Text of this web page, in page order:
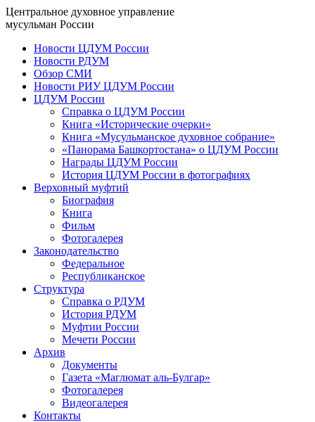
Центральное духовное управление
мусульман России
Новости ЦДУМ России
Новости РДУМ
Обзор СМИ
Новости РИУ ЦДУМ России
ЦДУМ России
Справка о ЦДУМ России
Книга «Исторические очерки»
Книга «Мусульманское духовное собрание»
«Панорама Башкортостана» о ЦДУМ России
Награды ЦДУМ России
История ЦДУМ России в фотографиях
Верховный муфтий
Биография
Книга
Фильм
Фотогалерея
Законодательство
Федеральное
Республиканское
Структура
Справка о РДУМ
История РДУМ
Муфтии России
Мечети России
Архив
Документы
Газета «Маглюмат аль-Булгар»
Фотогалерея
Видеогалерея
Контакты